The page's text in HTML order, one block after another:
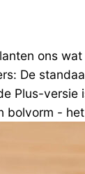
ons
De
Plus-
bolvorm -